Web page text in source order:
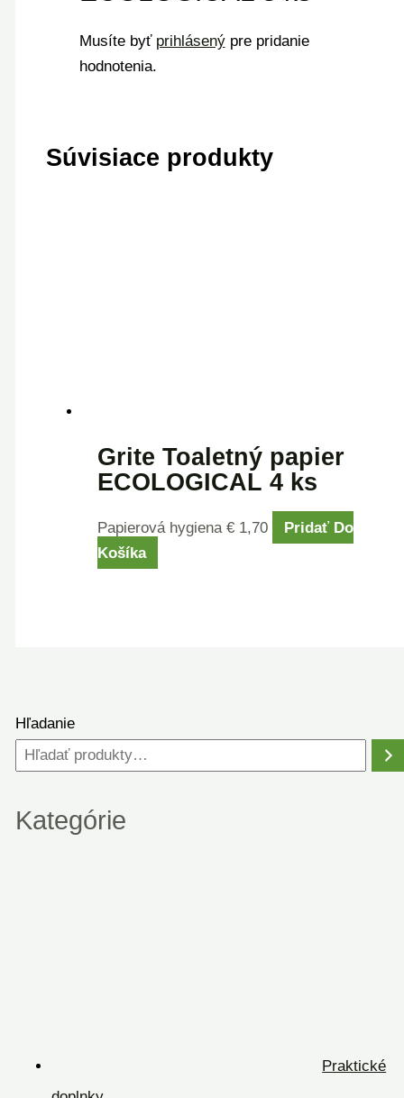
Hľadanie
Kategórie
Praktické
Musíte byť prihlásenýpre pridanie
hodnotenia.
Súvisiace produkty
Grite Toaletný papier
ECOLOGICAL 4 ks
Papierová hygiena€ 1,70
Pridať Do
Košíka